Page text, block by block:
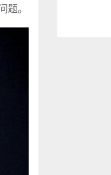
。